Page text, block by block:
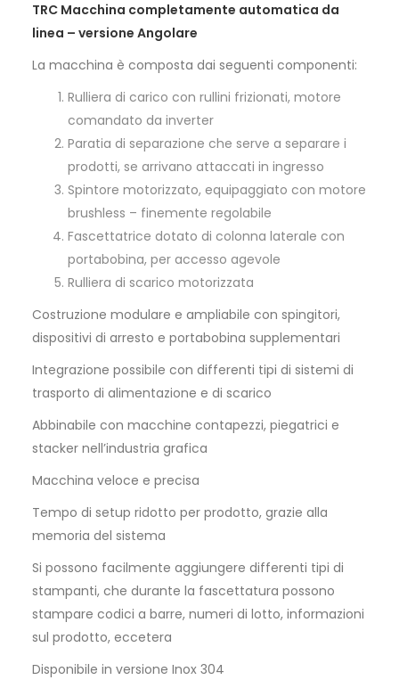
TRC Macchina completamente automatica da
linea – versione Angolare
La macchina è composta dai seguenti componenti:
Rulliera di carico con rullini frizionati, motore
comandato da inverter
Paratia di separazione che serve a separare i
prodotti, se arrivano attaccati in ingresso
Spintore motorizzato, equipaggiato con motore
brushless – finemente regolabile
Fascettatrice dotato di colonna laterale con
portabobina, per accesso agevole
Rulliera di scarico motorizzata
Costruzione modulare e ampliabile con spingitori,
dispositivi di arresto e portabobina supplementari
Integrazione possibile con differenti tipi di sistemi di
trasporto di alimentazione e di scarico
Abbinabile con macchine contapezzi, piegatrici e
stacker nell’industria grafica
Macchina veloce e precisa
Tempo di setup ridotto per prodotto, grazie alla
memoria del sistema
Si possono facilmente aggiungere differenti tipi di
stampanti, che durante la fascettatura possono
stampare codici a barre, numeri di lotto, informazioni
sul prodotto, eccetera
Disponibile in versione Inox 304